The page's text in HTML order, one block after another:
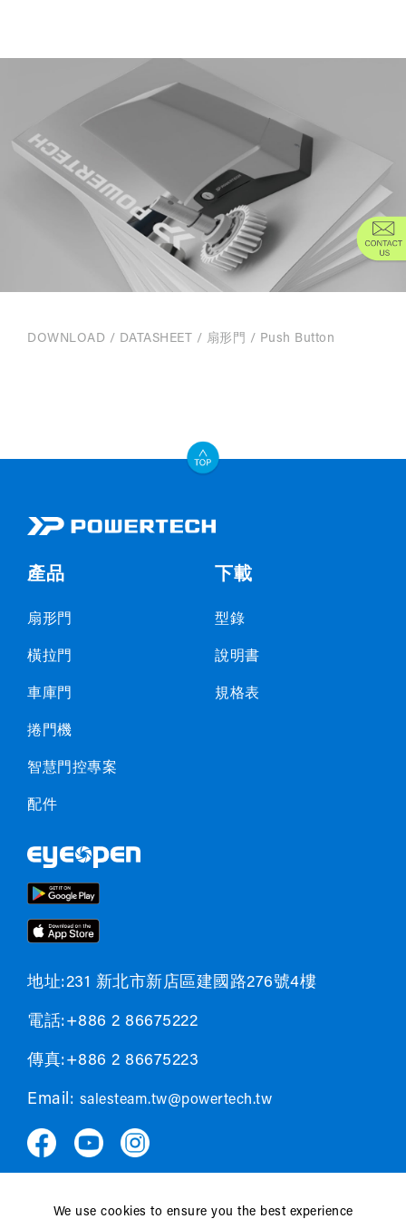
DOWNLOAD / DATASHEET / 扇形門 / Push Button
產品
扇形門
橫拉門
車庫門
捲門機
智慧門控專案
配件
下載
型錄
說明書
規格表
地址:231 新北市新店區建國路276號4樓
電話:+886 2 86675222
傳真:+886 2 86675223
Email: salesteam.tw@powertech.tw
We use cookies to ensure you the best experience